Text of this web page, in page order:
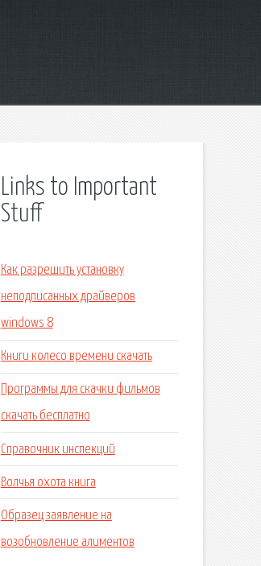
Links to Important
Stuff
Как разрешить установку
неподписанных драйверов
windows 8
Книги колесо времени скачать
Программы для скачки фильмов
скачать бесплатно
Справочник инспекций
Волчья охота книга
Образец заявление на
возобновление алиментов